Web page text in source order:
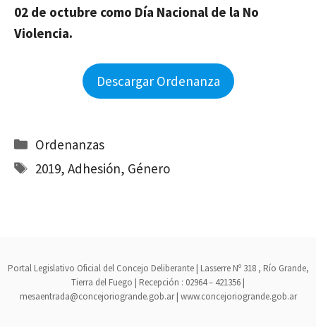
02 de octubre como Día Nacional de la No
Violencia.
Descargar Ordenanza
Categorías
Ordenanzas
Etiquetas
2019,Adhesión, Género
Portal Legislativo Oficial del Concejo Deliberante | Lasserre Nº 318 , Río Grande,
Tierra del Fuego | Recepción : 02964 – 421356 |
mesaentrada@concejoriogrande.gob.ar | www.concejoriogrande.gob.ar